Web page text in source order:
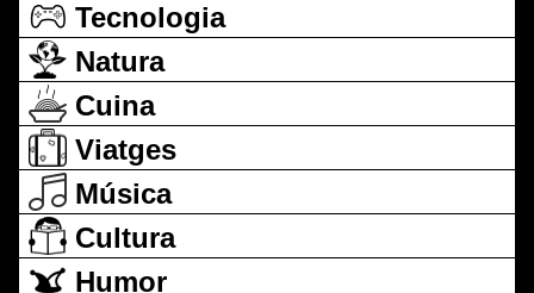
Tecnologia
Natura
Cuina
Viatges
Música
Cultura
Humor